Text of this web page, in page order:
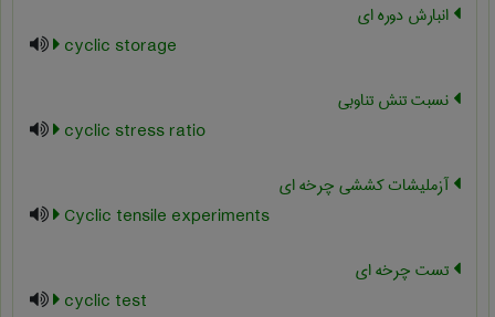
انبارش دوره ای
cyclic storage
نسبت تنش تناوبی
cyclic stress ratio
آزملیشات کششی چرخه ای
Cyclic tensile experiments
تست چرخه ای
cyclic test